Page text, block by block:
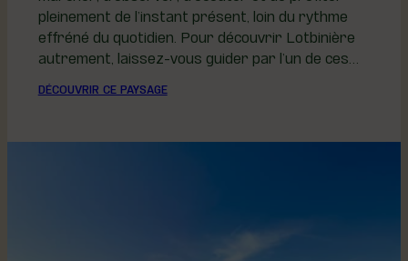
pleinement de l’instant présent, loin du rythme
effréné du quotidien. Pour découvrir Lotbinière
autrement, laissez-vous guider par l’un de ces…
DÉCOUVRIR CE PAYSAGE